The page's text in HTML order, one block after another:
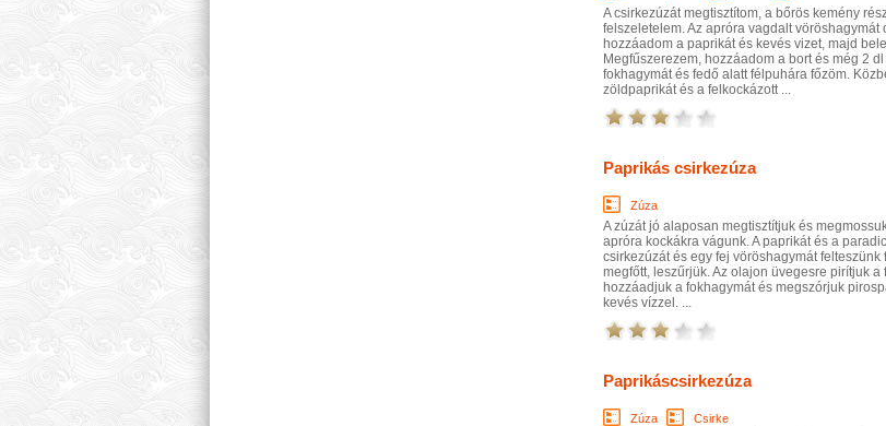
A csirkezúzát megtisztítom, a bőrös kemény
felszeletelem. Az apróra vagdalt vöröshagymát
hozzáadom a paprikát és kevés vizet, majd
Megfűszerezem, hozzáadom a bort és még 2
fokhagymát és fedő alatt félpuhára főzöm.
zöldpaprikát és a felkockázott ...
Paprikás csirkezúza
Zúza
A zúzát jó alaposan megtisztítjuk és
apróra kockákra vágunk. A paprikát és a
csirkezúzát és egy fej vöröshagymát felteszünk
megfőtt, leszűrjük. Az olajon üvegesre pirítjuk a
hozzáadjuk a fokhagymát és megszórjuk
kevés vízzel. ...
Paprikáscsirkezúza
Zúza Csirke